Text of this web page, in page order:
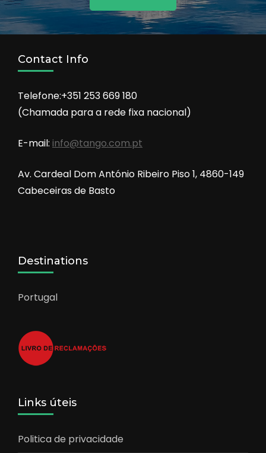
Contact Info
Telefone:+351 253 669 180
(Chamada para a rede fixa nacional)
E-mail: info@tango.com.pt
Av. Cardeal Dom António Ribeiro Piso 1, 4860-149
Cabeceiras de Basto
Destinations
Portugal
Links úteis
Politica de privacidade